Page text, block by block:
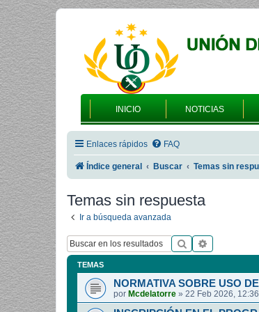
INICIO NOTICIAS
Enlaces rápidos FAQ
Índice general Buscar Temas sin
Temas sin respuesta
Ir a búsqueda avanzada
Buscar
TEMAS
NORMATIVA SOBRE USO
por Mcdelatorre » 22 Feb 2026, 12:36